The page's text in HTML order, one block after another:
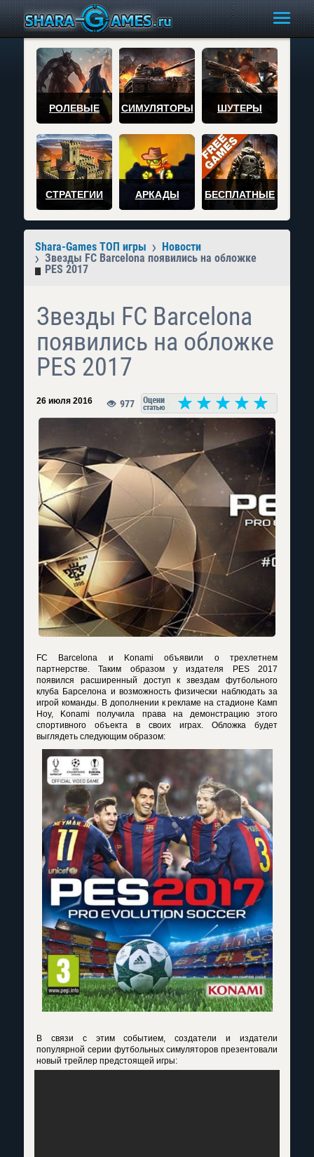
РОЛЕВЫЕ СИМУЛЯТОРЫ ШУТЕРЫ
СТРАТЕГИИ АРКАДЫ БЕСПЛАТНЫЕ
Shara-Games ТОП игры
Новости
Звезды FC Barcelona появились на обложке
PES 2017
Звезды FC Barcelona
появились на обложке
PES 2017
26 июля 2016 977
FC Barcelona и Konami объявили о трехлетнем
партнерстве. Таким образом у издателя PES 2017
появился расширенный доступ к звездам футбольного
клуба Барселона и возможность физически наблюдать за
игрой команды. В дополнении к рекламе на стадионе Камп
Ноу, Konami получила права на демонстрацию этого
спортивного объекта в своих играх. Обложка будет
выглядеть следующим образом:
В связи с этим событием, создатели и издатели
популярной серии футбольных симуляторов презентовали
новый трейлер предстоящей игры: